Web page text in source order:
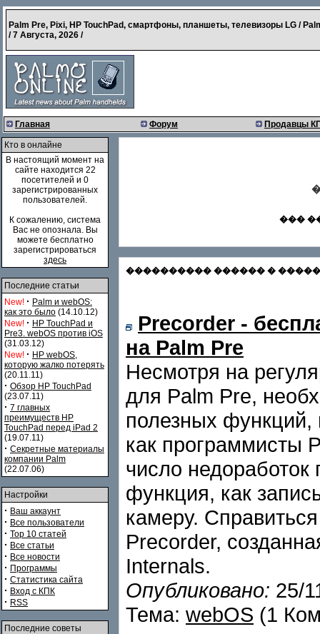
Palm Pre, Pixi, HP TouchPad, смартфоны, планшеты, телевизоры LG /
/7 Августа, 2026 /
Главная Форум Продавцы
Кто в онлайне
В настоящий момент на
сайте находится 22
посетителей и 0
зарегистрированных
пользователей.
К сожалению, система
Вас не опознала. Вы
можете бесплатно
зарегистрироваться
здесь
Последние статьи
New! · Palm и webOS:
как это было (14.10.12)
New! · HP TouchPad и
Pre3. webOS против iOS
(31.03.12)
New! · HP webOS,
которую жалко потерять
(20.11.11)
· Обзор HP TouchPad
(23.07.11)
· 7 главных
преимуществ HP
TouchPad перед iPad 2
(19.07.11)
· Секретные материалы
компании Palm
(22.07.06)
Настройки
· Ваш аккаунт
· Все пользователи
· Top 10 статей
· Все статьи
· Все новости
· Программы
· Статистика сайта
· Вход с КПК
· RSS
Последние советы
���
���������� ������ �
Precorder -
на Palm Pre
Несмотря на
для Palm Pre,
полезных функций,
как программисты
число
функция, как
камеру.
Precorder,
Internals.
Опубликовано: 25/
Тема: webOS (1